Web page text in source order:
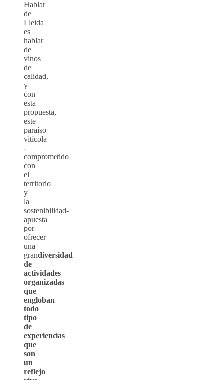
Hablar
de
Lleida
es
hablar
de
vinos
de
calidad,
y
con
esta
propuesta,
este
paraíso
vitícola
-
comprometido
con
el
territorio
y
la
sostenibilidad-
apuesta
por
ofrecer
una
grandiversidad
de
actividades
organizadas
que
engloban
todo
tipo
de
experiencias
que
son
un
reflejo